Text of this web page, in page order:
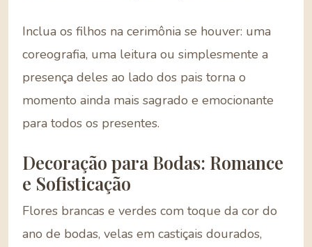
Inclua os filhos na cerimônia se houver: uma
coreografia, uma leitura ou simplesmente a
presença deles ao lado dos pais torna o
momento ainda mais sagrado e emocionante
para todos os presentes.
Decoração para Bodas: Romance
e Sofisticação
Flores brancas e verdes com toque da cor do
ano de bodas, velas em castiçais dourados,